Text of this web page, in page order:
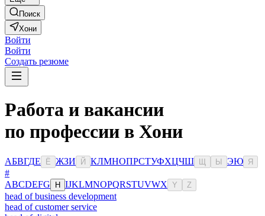
Поиск
Хони
Войти
Войти
Создать резюме
Работа и вакансии
по профессии в Хони
АБВГДЕ Ё ЖЗИ Й КЛМНОПРСТУФХЦЧШ Ы ЭЮ Я
#
ABCDEFG H IJKLMNOPQRSTUVWX Y Z
head of business development
head of customer service